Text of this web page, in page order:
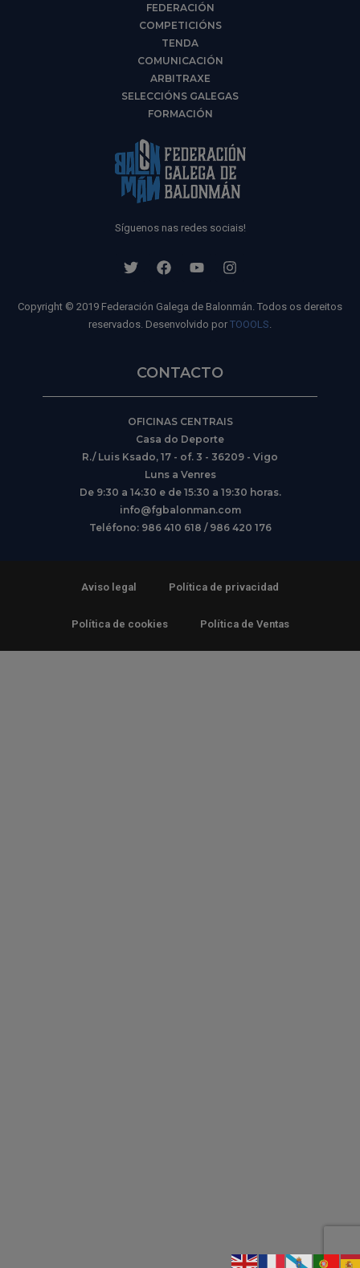
FEDERACIÓN
COMPETICIÓNS
TENDA
COMUNICACIÓN
ARBITRAXE
SELECCIÓNS GALEGAS
FORMACIÓN
Síguenos nas redes sociais!
Copyright © 2019 Federación Galega de Balonmán. Todos os dereitos
reservados. Desenvolvido por TOOOLS
CONTACTO
OFICINAS CENTRAIS
Casa do Deporte
R./ Luis Ksado, 17 - of. 3 - 36209 - Vigo
Luns a Venres
De 9:30 a 14:30 e de 15:30 a 19:30 horas.
info@fgbalonman.com
Teléfono: 986 410 618 / 986 420 176
Aviso legal Política de privacidad
Política de cookies Política de Ventas